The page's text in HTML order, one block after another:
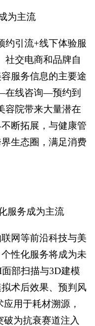
为主流
约引流+线下体验服
社交电商和品牌自
服务信息的主要途
在线咨询—预约到
容院带来大量潜在
断拓展，与健康管
生态圈，满足消费
服务成为主流
网等前沿科技与美
性化服务将成为未
部扫描与3D建模
术后效果、预判风
用于耗材溯源，
为抗衰赛道注入